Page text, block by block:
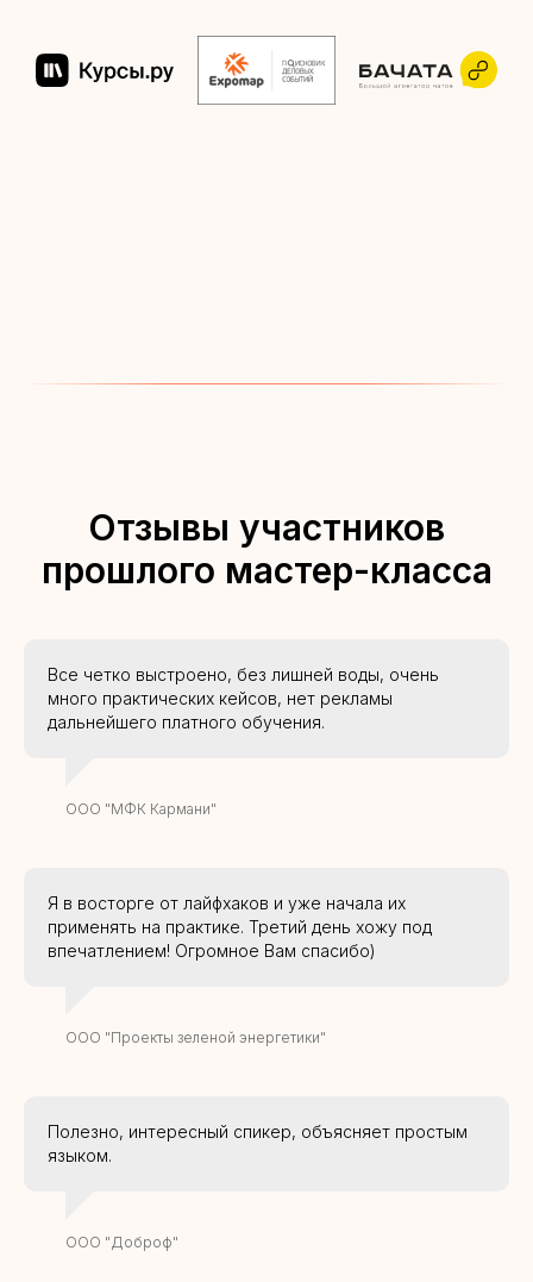
Отзывы участников
прошлого мастер-класса
Все четко выстроено, без лишней воды, очень
много практических кейсов, нет рекламы
дальнейшего платного обучения.
ООО "МФК Кармани"
Я в восторге от лайфхаков и уже начала их
применять на практике. Третий день хожу под
впечатлением! Огромное Вам спасибо)
ООО "Проекты зеленой энергетики"
Полезно, интересный спикер, объясняет простым
языком.
ООО "Доброф"